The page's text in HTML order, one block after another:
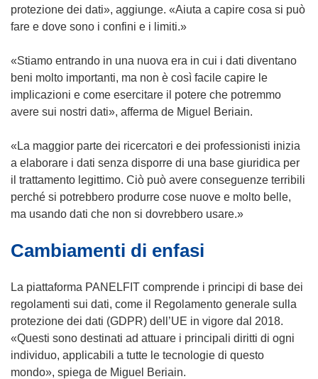
a
o
v
a
f
n
e
s
t
r
)
p
r
i
n
u
n
n
u
o
v
a
i
a
protezione dei dati», aggiunge. «Aiuta a capire cosa si può
fare e dove sono i confini e i limiti.»
«Stiamo entrando in una nuova era in cui i dati diventano
beni molto importanti, ma non è così facile capire le
implicazioni e come esercitare il potere che potremmo
avere sui nostri dati», afferma de Miguel Beriain.
«La maggior parte dei ricercatori e dei professionisti inizia
a elaborare i dati senza disporre di una base giuridica per
il trattamento legittimo. Ciò può avere conseguenze terribili
perché si potrebbero produrre cose nuove e molto belle,
ma usando dati che non si dovrebbero usare.»
Cambiamenti di enfasi
La piattaforma PANELFIT comprende i principi di base dei
regolamenti sui dati, come il Regolamento generale sulla
protezione dei dati (GDPR) dell’UE in vigore dal 2018.
«Questi sono destinati ad attuare i principali diritti di ogni
individuo, applicabili a tutte le tecnologie di questo
mondo», spiega de Miguel Beriain.